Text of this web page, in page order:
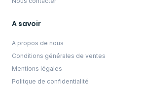
A savoir
A propos de nous
Conditions générales de ventes
Mentions légales
Politque de confidentialité